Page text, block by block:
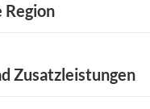
Region
Zusatzleistungen